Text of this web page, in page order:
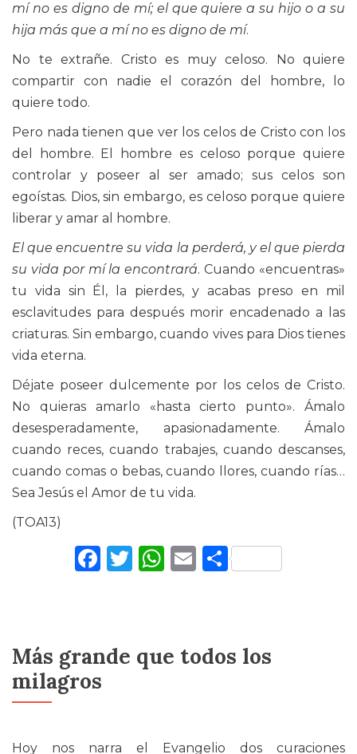
mí no es digno de mí; el que quiere a su hijo o a su
hija más que a mí no es digno de mí.
No te extrañe. Cristo es muy celoso. No quiere
compartir con nadie el corazón del hombre, lo
quiere todo.
Pero nada tienen que ver los celos de Cristo con los
del hombre. El hombre es celoso porque quiere
controlar y poseer al ser amado; sus celos son
egoístas. Dios, sin embargo, es celoso porque quiere
liberar y amar al hombre.
El que encuentre su vida la perderá, y el que pierda
su vida por mí la encontrará. Cuando «encuentras»
tu vida sin Él, la pierdes, y acabas preso en mil
esclavitudes para después morir encadenado a las
criaturas. Sin embargo, cuando vives para Dios tienes
vida eterna.
Déjate poseer dulcemente por los celos de Cristo.
No quieras amarlo «hasta cierto punto». Ámalo
desesperadamente, apasionadamente. Ámalo
cuando reces, cuando trabajes, cuando descanses,
cuando comas o bebas, cuando llores, cuando rías…
Sea Jesús el Amor de tu vida.
(TOA13)
Facebook
Twitter
WhatsApp
Email
Más grande que todos los
milagros
Hoy nos narra el Evangelio dos curaciones